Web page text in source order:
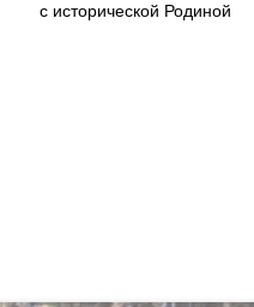
с исторической Родиной